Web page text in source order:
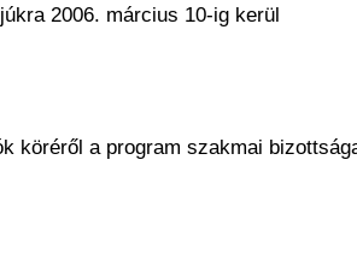
2006. március 10-ig kerül
köréről a program szakmai